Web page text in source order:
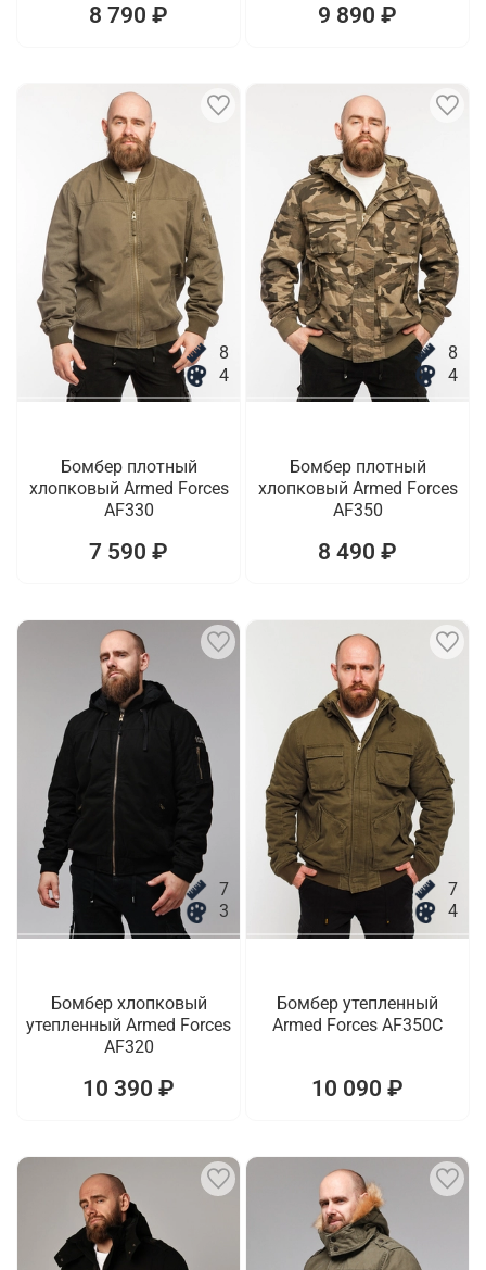
8 790 ₽ 9 890 ₽
8
4
Бомбер плотный
хлопковый Armed Forces
AF330
7 590 ₽
8
4
Бомбер плотный
хлопковый Armed Forces
AF350
8 490 ₽
7
3
Бомбер хлопковый
утепленный Armed Forces
AF320
10 390 ₽
7
4
Бомбер утепленный
Armed Forces AF350C
10 090 ₽